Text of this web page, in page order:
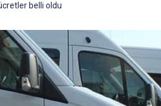
belli oldu